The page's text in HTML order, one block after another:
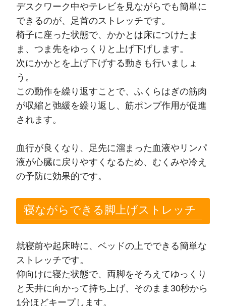
デスクワーク中やテレビを見ながらでも簡単に
できるのが、足首のストレッチです。
椅子に座った状態で、かかとは床につけたま
ま、つま先をゆっくりと上げ下げします。
次にかかとを上げ下げする動きも行いましょ
う。
この動作を繰り返すことで、ふくらはぎの筋肉
が収縮と弛緩を繰り返し、筋ポンプ作用が促進
されます。
血行が良くなり、足先に溜まった血液やリンパ
液が心臓に戻りやすくなるため、むくみや冷え
の予防に効果的です。
寝ながらできる脚上げストレッチ
就寝前や起床時に、ベッドの上でできる簡単な
ストレッチです。
仰向けに寝た状態で、両脚をそろえてゆっくり
と天井に向かって持ち上げ、そのまま30秒から
1分ほどキープします。